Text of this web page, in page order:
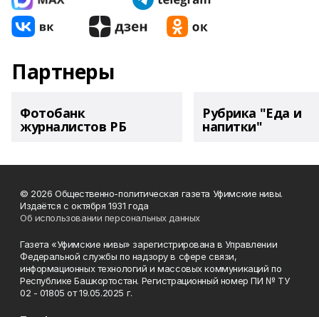
Партнеры
Фотобанк
журналистов РБ
Рубрика "Еда и
напитки"
© 2026 Общественно-политическая газета Уфимские нивы.
Издаётся с октября 1931 года
Об использовании персональных данных
Газета «Уфимские нивы» зарегистрирована в Управлении
Федеральной службы по надзору в сфере связи,
информационных технологий и массовых коммуникаций по
Республике Башкортостан. Регистрационный номер ПИ № ТУ
02 - 01805 от 19.05.2025 г.